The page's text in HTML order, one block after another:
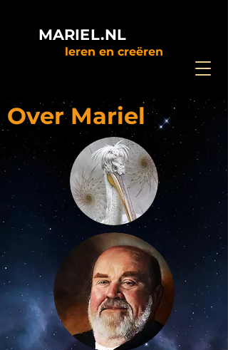
MARIEL.NL
leren en creëren
Over Mariel